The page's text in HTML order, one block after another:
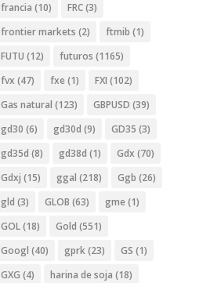
francia (10) FRC(3)
frontier markets (2) ftmib (1)
FUTU (12) futuros (1165)
fvx (47) fxe (1) FXI (102)
Gas natural (123) GBPUSD (39)
gd30 (6) gd30d (9) GD35 (3)
gd35d (8) gd38d (1) Gdx (70)
Gdxj (15) ggal (218) Ggb (26)
gld (3) GLOB (63) gme (1)
GOL(18) Gold (551)
Googl (40) gprk(23) GS (1)
GXG (4) harina de soja (18)